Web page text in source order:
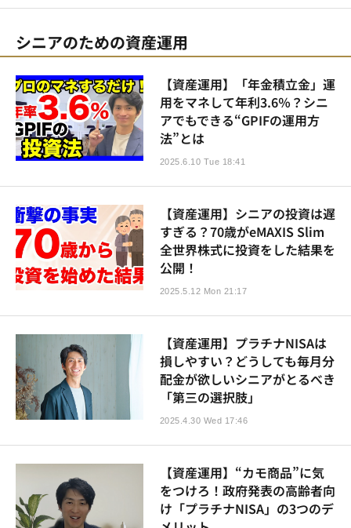
シニアのための資産運用
【資産運用】「年金積立金」運
用をマネして年利3.6％？シニ
アでもできる“GPIFの運用方
法”とは
2025.6.10 Tue 18:41
【資産運用】シニアの投資は遅
すぎる？70歳がeMAXIS Slim
全世界株式に投資をした結果を
公開！
2025.5.12 Mon 21:17
【資産運用】プラチナNISAは
損しやすい？どうしても毎月分
配金が欲しいシニアがとるべき
「第三の選択肢」
2025.4.30 Wed 17:46
【資産運用】“カモ商品”に気
をつけろ！政府発表の高齢者向
け「プラチナNISA」の3つのデ